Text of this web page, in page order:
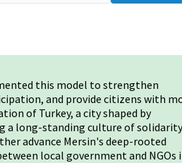
this model to strengthen
and provide citizens with
of Turkey, a city shaped by
a long-standing culture of
advance Mersin's deep-rooted
local government and NGOs